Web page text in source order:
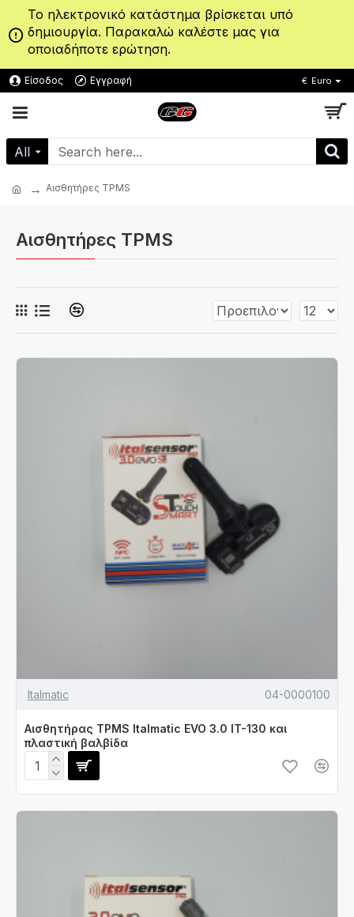
Το ηλεκτρονικό κατάστημα βρίσκεται υπό
δημιουργία. Παρακαλώ καλέστε μας για
οποιαδήποτε ερώτηση.
Είσοδος Εγγραφή € Euro
All
Αισθητήρες TPMS
Αισθητήρες TPMS
Italmatic 04-0000100
Αισθητήρας TPMS Italmatic EVO 3.0 IT-130 και
πλαστική βαλβίδα